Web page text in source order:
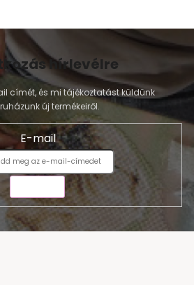
hírlevélre
címét, és mi tájékoztatást küldünk
új termékeiről.
E-mail